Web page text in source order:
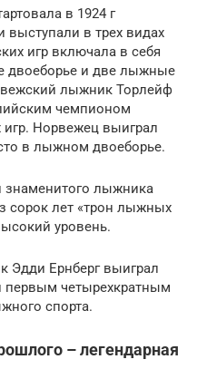
в 1924 г
в трех видах
игр включала в себя
двоеборье и две лыжные
лыжник Торлейф
чемпионом
Норвежец выиграл
в лыжном двоеборье.
знаменитого лыжника
сорок лет «трон лыжных
уровень.
Эдди Ернберг выиграл
первым четырехкратным
спорта.
– легендарная